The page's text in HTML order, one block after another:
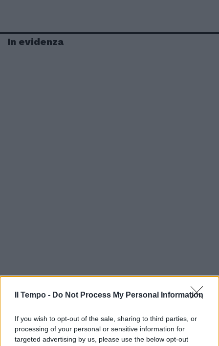
Il Tempo - Do Not Process My Personal Information
If you wish to opt-out of the sale, sharing to third parties, or
processing of your personal or sensitive information for
targeted advertising by us, please use the below opt-out
In evidenza